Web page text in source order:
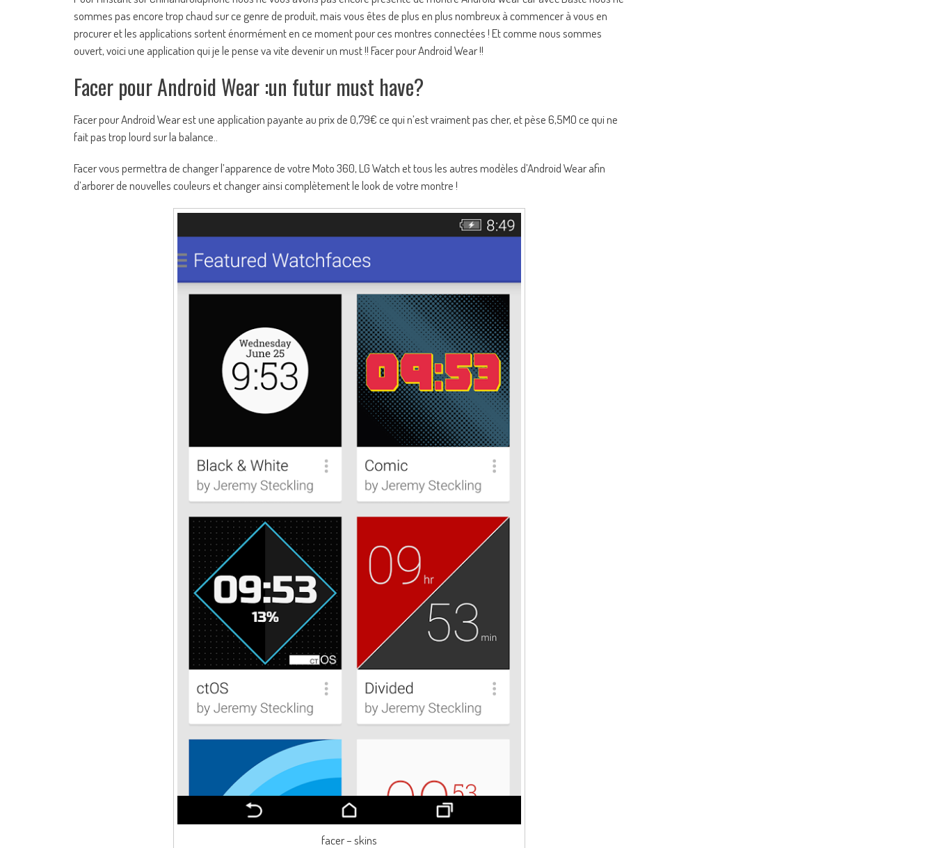
sommes pas encore trop chaud sur ce genre de produit, mais vous êtes de plus en plus nombreux à commencer à vous en
procurer et les applications sortent énormément en ce moment pour ces montres connectées ! Et comme nous sommes
ouvert, voici une application qui je le pense va vite devenir un must !! Facer pour Android Wear !!
Facer pour Android Wear :un futur must have?
Facer pour Android Wear est une application payante au prix de 0,79€ ce qui n’est vraiment pas cher, et pèse 6,5MO ce qui ne
fait pas trop lourd sur la balance..
Facer vous permettra de changer l’apparence de votre Moto 360, LG Watch et tous les autres modèles d’Android Wear afin
d’arborer de nouvelles couleurs et changer ainsi complètement le look de votre montre !
facer – skins